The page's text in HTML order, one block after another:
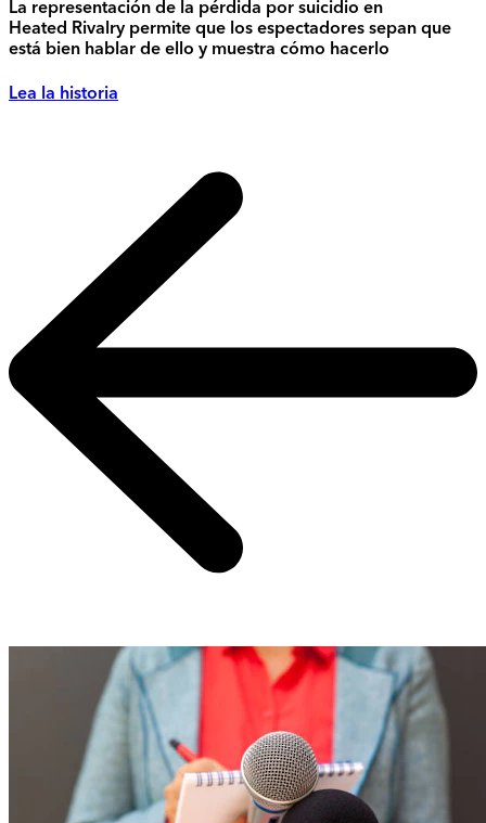
La representación de la pérdida por suicidio en
Heated Rivalry permite que los espectadores sepan que
está bien hablar de ello y muestra cómo hacerlo
Lea la historia